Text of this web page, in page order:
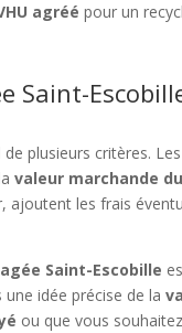
agréé pour un
Saint-
de plusieurs critères. Les
valeur marchande
ajoutent les frais
Saint-Escobille
une idée précise de la
ou que vous souhaitez